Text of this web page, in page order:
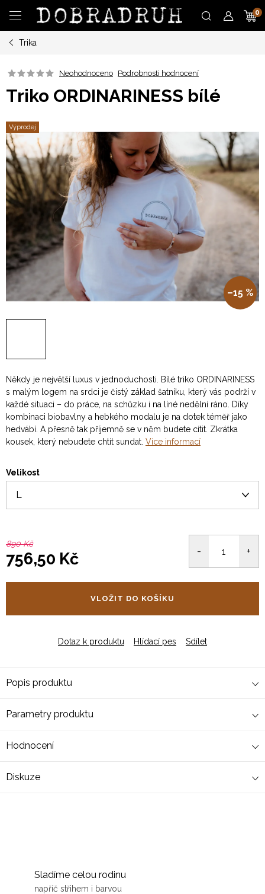
obsah
Trika
Neohodnoceno Podrobnosti hodnocení
Triko ORDINARINESS bílé
Výprodej
–15 %
Někdy je největší luxus v jednoduchosti. Bílé triko ORDINARINESS
s malým logem na srdci je čistý základ šatníku, který vás podrží v
každé situaci – do práce, na schůzku i na líné nedělní ráno. Díky
kombinaci biobavlny a hebkého modalu je na dotek téměř jako
hedvábí. A přesně tak příjemně se v něm budete cítit. Zkrátka
kousek, který nebudete chtít sundat. Více informací
Velikost
890 Kč
756,50 Kč
VLOŽIT DO KOŠÍKU
Dotaz k produktu Hlídací pes Sdílet
Popis produktu
Parametry produktu
Hodnocení
Diskuze
Sladíme celou rodinu
napříč střihem i barvou